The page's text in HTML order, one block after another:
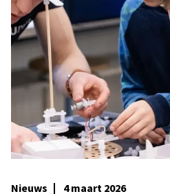
Nieuws
4 maart 2026